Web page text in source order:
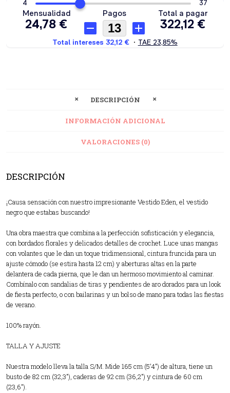
DESCRIPCIÓN
INFORMACIÓN ADICIONAL
VALORACIONES (0)
DESCRIPCIÓN
¡Causa sensación con nuestro impresionante Vestido Eden, el vestido
negro que estabas buscando!
Una obra maestra que combina a la perfección sofisticación y elegancia,
con bordados florales y delicados detalles de crochet. Luce unas mangas
con volantes que le dan un toque tridimensional, cintura fruncida para un
ajuste cómodo (se estira hasta 12 cm) y aberturas altas en la parte
delantera de cada pierna, que le dan un hermoso movimiento al caminar.
Combínalo con sandalias de tiras y pendientes de aro dorados para un look
de fiesta perfecto, o con bailarinas y un bolso de mano para todas las fiestas
de verano.
100% rayón.
TALLA Y AJUSTE
Nuestra modelo lleva la talla S/M. Mide 165 cm (5’4″) de altura, tiene un
busto de 82 cm (32,3″), caderas de 92 cm (36,2″) y cintura de 60 cm
(23,6″).